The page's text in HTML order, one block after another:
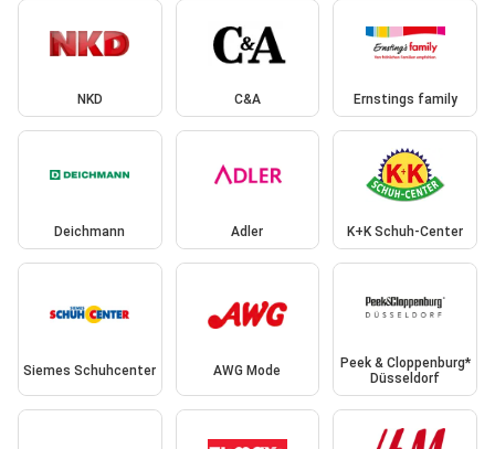
NKD C&A Ernstings family
Deichmann Adler K+K Schuh-Center
Siemes Schuhcenter AWG Mode
Peek & Cloppenburg*
Düsseldorf